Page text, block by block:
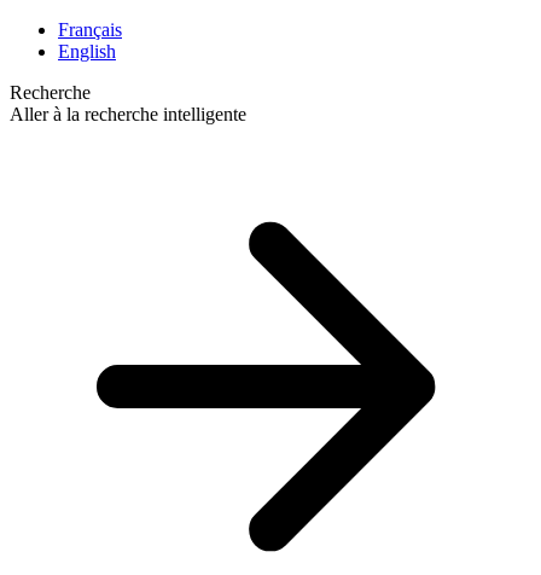
Français
English
Recherche
Aller à la recherche intelligente